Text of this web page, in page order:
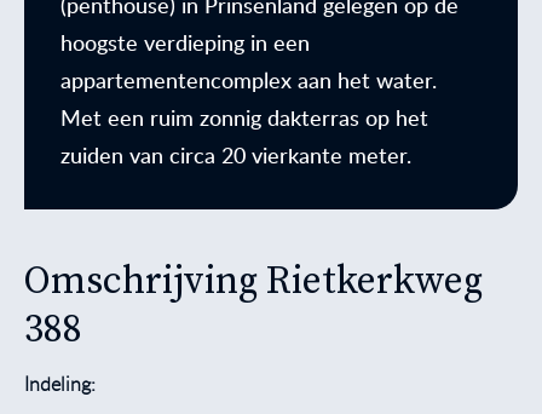
hoogste verdieping in een
appartementencomplex aan het water.
Met een ruim zonnig dakterras op het
zuiden van circa 20 vierkante meter.
Omschrijving Rietkerkweg
388
Indeling: